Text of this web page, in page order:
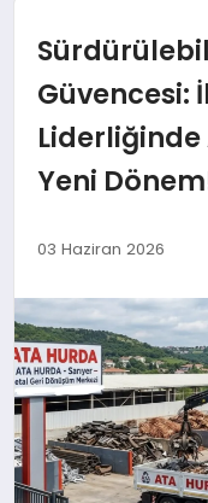
DÜNYA
SİYASET
EKONOMİ
MAGAZİN
TEKNOLOJİ
SAĞLIK
EĞİTİM
Güvencesi:
Liderliğinde
Yeni
03 Haziran 2026